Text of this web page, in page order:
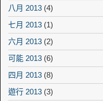
八月 2013 (4)
七月 2013 (1)
六月 2013 (2)
可能 2013 (6)
四月 2013 (8)
遊行 2013 (3)